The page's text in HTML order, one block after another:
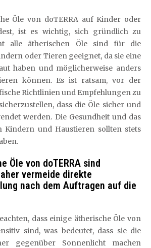
Öle von doTERRA auf Kinder oder
ist es wichtig, sich gründlich zu
alle ätherischen Öle sind für die
oder Tieren geeignet, da sie eine
haben und möglicherweise anders
können. Es ist ratsam, vor der
Richtlinien und Empfehlungen zu
dass die Öle sicher und
werden. Die Gesundheit und das
Kindern und Haustieren sollten stets
Öle von doTERRA sind
vermeide direkte
nach dem Auftragen auf die
dass einige ätherische Öle von
sind, was bedeutet, dass sie die
gegenüber Sonnenlicht machen